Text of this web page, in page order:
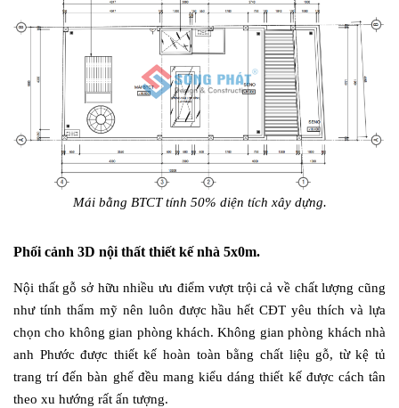
Mái bằng BTCT tính 50% diện tích xây dựng.
Phối cảnh 3D nội thất thiết kế nhà 5x0m.
Nội thất gỗ sở hữu nhiều ưu điểm vượt trội cả về chất lượng cũng
như tính thẩm mỹ nên luôn được hầu hết CĐT yêu thích và lựa
chọn cho không gian phòng khách. Không gian phòng khách nhà
anh Phước được thiết kế hoàn toàn bằng chất liệu gỗ, từ kệ tủ
trang trí đến bàn ghế đều mang kiểu dáng thiết kế được cách tân
theo xu hướng rất ấn tượng.